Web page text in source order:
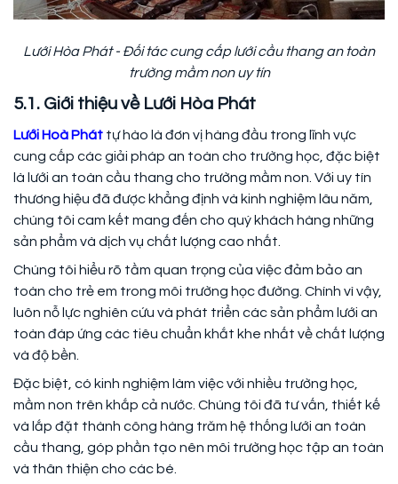
Lưới Hòa Phát - Đối tác cung cấp lưới cầu thang an toàn
trường mầm non uy tín
5.1. Giới thiệu về Lưới Hòa Phát
Lưới Hoà Phát tự hào là đơn vị hàng đầu trong lĩnh vực
cung cấp các giải pháp an toàn cho trường học, đặc biệt
là lưới an toàn cầu thang cho trường mầm non. Với uy tín
thương hiệu đã được khẳng định và kinh nghiệm lâu năm,
chúng tôi cam kết mang đến cho quý khách hàng những
sản phẩm và dịch vụ chất lượng cao nhất.
Chúng tôi hiểu rõ tầm quan trọng của việc đảm bảo an
toàn cho trẻ em trong môi trường học đường. Chính vì vậy,
luôn nỗ lực nghiên cứu và phát triển các sản phẩm lưới an
toàn đáp ứng các tiêu chuẩn khắt khe nhất về chất lượng
và độ bền.
Đặc biệt, có kinh nghiệm làm việc với nhiều trường học,
mầm non trên khắp cả nước. Chúng tôi đã tư vấn, thiết kế
và lắp đặt thành công hàng trăm hệ thống lưới an toàn
cầu thang, góp phần tạo nên môi trường học tập an toàn
và thân thiện cho các bé.